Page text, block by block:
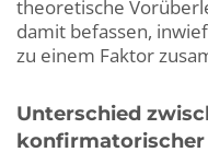
theoretische
damit befassen,
zu einem Faktor
Unterschied